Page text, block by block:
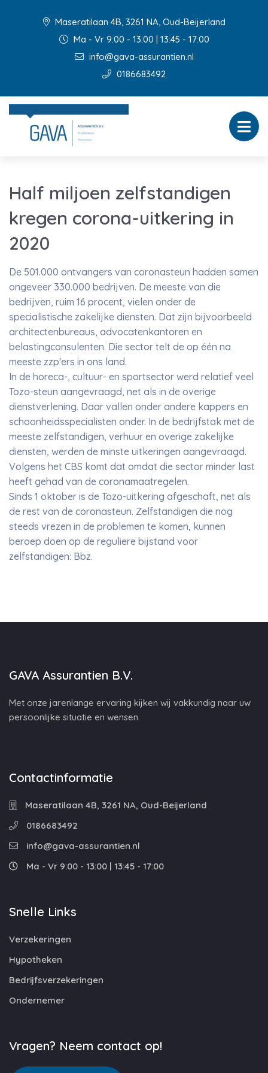
Maseratilaan 4B, 3261 NA, Oud-Beijerland
Ma - Vr 9:00 - 13:00 | 13:45 - 17:00
info@gava-assurantien.nl
0186683492
Half miljoen zelfstandigen
kregen corona-uitkering in
2020
De 501.000 ontvangers van coronasteun hadden samen
ongeveer 330.000 bedrijven. De meeste van die
bedrijven, ruim 16 procent, vielen onder de
specialistische zakelijke diensten. Dat zijn bijvoorbeeld
architectenbureaus, advocatenkantoren en
belastingconsulenten. Die sector telt de op één na
meeste zzp'ers in ons land.
In de horeca-, cultuur- en sportsector werd relatief veel
Tozo-steun aangevraagd, net als in de overige
dienstverlening. Daar vallen onder andere kappers en
schoonheidsspecialisten onder. In de bedrijfstak met de
meeste zelfstandigen, verhuur en overige zakelijke
diensten, werden de minste uitkeringen aangevraagd.
Volgens het CBS komt dat omdat die sector minder last
heeft gehad van de coronamaatregelen.
Sinds 1 oktober is de Tozo-uitkering afgeschaft, net als
de rest van de coronasteun. Zelfstandigen die nog
steeds vrezen in de problemen te komen, kunnen
beroep doen op de reguliere bijstand voor
zelfstandigen: Bbz.
GAVA Assurantien B.V.
Met onze jarenlange ervaring kijken wij vakkundig naar uw
persoonlijke situatie en wensen.
Contactinformatie
Maseratilaan 4B, 3261 NA, Oud-Beijerland
0186683492
info@gava-assurantien.nl
Ma - Vr 9:00 - 13:00 | 13:45 - 17:00
Snelle Links
Verzekeringen
Hypotheken
Bedrijfsverzekeringen
Ondernemer
Vragen? Neem contact op!